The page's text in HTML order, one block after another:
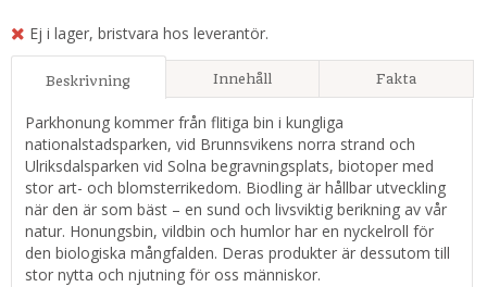
Ej i lager, bristvara hos leverantör.
Beskrivning Innehåll Fakta
Parkhonung kommer från flitiga bin i kungliga
nationalstadsparken, vid Brunnsvikens norra strand och
Ulriksdalsparken vid Solna begravningsplats, biotoper med
stor art- och blomsterrikedom. Biodling är hållbar utveckling
när den är som bäst – en sund och livsviktig berikning av vår
natur. Honungsbin, vildbin och humlor har en nyckelroll för
den biologiska mångfalden. Deras produkter är dessutom till
stor nytta och njutning för oss människor.